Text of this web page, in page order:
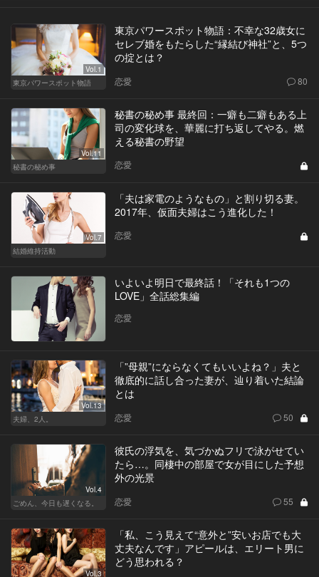
Vol.1
東京パワースポット物語
東京パワースポット物語：不幸な32歳女に
セレブ婚をもたらした“縁結び神社”と、5つ
の掟とは？
恋愛 80
Vol.11
秘書の秘め事
秘書の秘め事 最終回：一癖も二癖もある上
司の変化球を、華麗に打ち返してやる。燃
える秘書の野望
恋愛
Vol.7
結婚維持活動
「夫は家電のようなもの」と割り切る妻。
2017年、仮面夫婦はこう進化した！
恋愛
いよいよ明日で最終話！「それも1つの
LOVE」全話総集編
恋愛
Vol.13
夫婦、2人。
「”母親”にならなくてもいいよね？」夫と
徹底的に話し合った妻が、辿り着いた結論
とは
恋愛 50
Vol.4
ごめん、今日も遅くなる。
彼氏の浮気を、気づかぬフリで泳がせてい
たら…。同棲中の部屋で女が目にした予想
外の光景
恋愛 55
Vol.3
「私、こう見えて“意外と”安いお店でも大
丈夫なんです」アピールは、エリート男に
どう思われる？